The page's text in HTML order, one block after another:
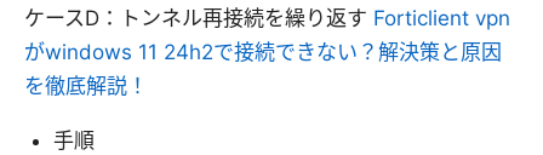
ケースD：トンネル再接続を繰り返す Forticlient vpn
がwindows 11 24h2で接続できない？解決策と原因
を徹底解説！
手順